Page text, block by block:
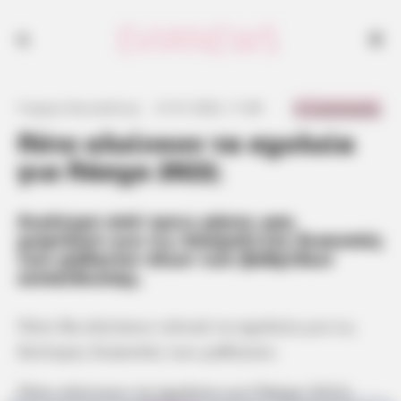
Πότε κλείνουν τα σχολεία
για Πάσχα 2022;
Λιγότερο από τρεις μήνες μας
χωρίζουν για τις πασχαλινές διακοπές
Πότε κλείνουν τα σχολεία για Πάσχα 2022